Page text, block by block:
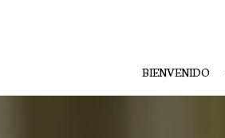
BIENVENIDO